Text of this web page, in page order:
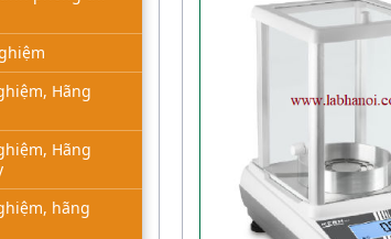
Hãng
Hãng
hãng